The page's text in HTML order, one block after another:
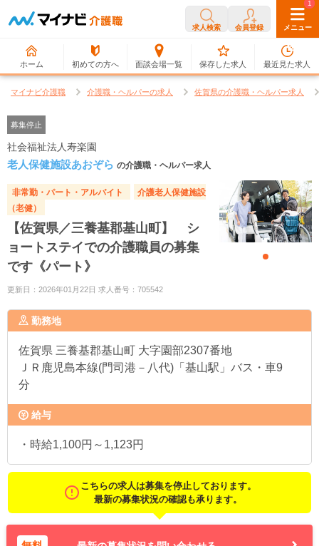
求人検索 会員登録 メニュー
ホーム 初めての方へ 面談会場一覧
0
保存した求人
1
最近見た求人
マイナビ介護職 介護職・ヘルパーの求人 佐賀県の介護職・ヘルパー求人
募集停止
社会福祉法人寿楽園
老人保健施設あおぞら の介護職・ヘルパー求人
非常勤・パート・アルバイト
介護老人保健施設
（老健）
【佐賀県／三養基郡基山町】 シ
ョートステイでの介護職員の募集
です《パート》
更新日：2026年01月22日 求人番号：705542
勤務地
佐賀県 三養基郡基山町 大字園部2307番地
ＪＲ鹿児島本線(門司港－八代)「基山駅」バス・車9
分
給与
・時給1,100円～1,123円
こちらの求人は募集を停止しております。
最新の募集状況の確認も承ります。